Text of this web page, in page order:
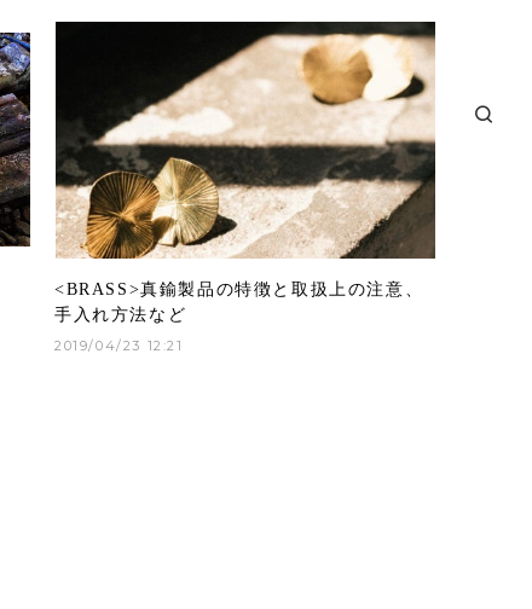
<BRASS>真鍮製品の特徴と取扱上の注意、
手入れ方法など
2019/04/23 12:21